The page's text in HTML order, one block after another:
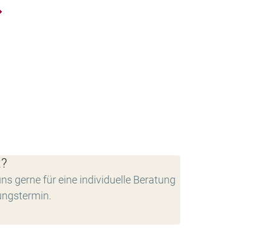
gerne für eine individuelle Beratung